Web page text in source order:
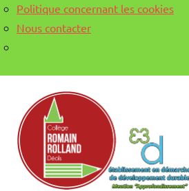
Politique concernant les cookies
Nous contacter
contenu